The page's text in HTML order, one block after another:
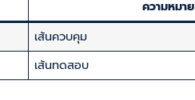
ความหมาย
เส้นควบคุม
เส้นทดสอบ